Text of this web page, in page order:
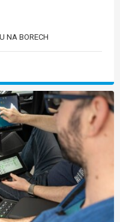
NA BORECH